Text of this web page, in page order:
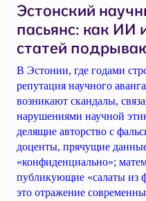
Эстонский
пасьянс: как ИИ
статей
В Эстонии, где годами
репутация научного
возникают скандалы,
нарушениями научной
делящие авторство с
доценты, прячущие
«конфиденциально»;
публикующие «салаты из
это отражение